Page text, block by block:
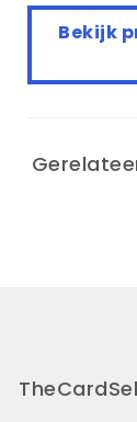
Bekijk